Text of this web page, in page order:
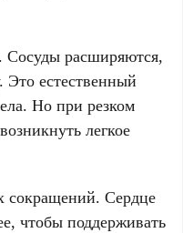
Сосуды расширяются,
Это естественный
Но при резком
легкое
сокращений. Сердце
чтобы поддерживать